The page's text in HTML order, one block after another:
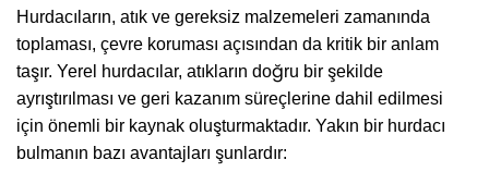
Hurdacıların, atık ve gereksiz malzemeleri zamanında
toplaması, çevre koruması açısından da kritik bir anlam
taşır. Yerel hurdacılar, atıkların doğru bir şekilde
ayrıştırılması ve geri kazanım süreçlerine dahil edilmesi
için önemli bir kaynak oluşturmaktadır. Yakın bir hurdacı
bulmanın bazı avantajları şunlardır: